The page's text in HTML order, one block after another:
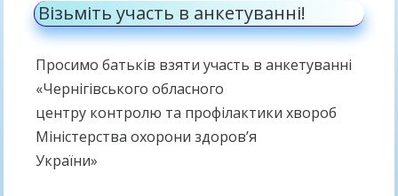
Візьміть участь в анкетуванні!
Просимо батьків взяти участь в анкетуванні
«Чернігівського обласного
центру контролю та профілактики хвороб
Міністерства охорони здоров’я
України»